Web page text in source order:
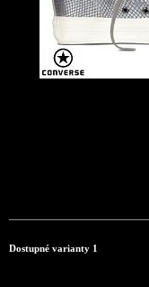
Dostupné varianty 1